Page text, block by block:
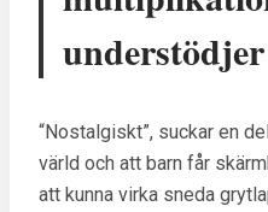
“Nostalgiskt”, suckar en
värld och att barn får
att kunna virka sneda